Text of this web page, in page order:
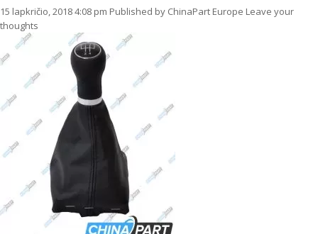
15 lapkričio, 2018 4:08 pm Published by ChinaPart Europe Leave your
thoughts